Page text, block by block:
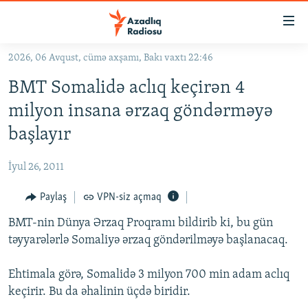
Əsas
qayıt
Əsas
naviqasiyaya
qayıt
Axtarışa
keç
KORRUPSIOMETR
#ƏSLINDƏ
FƏRQƏ BAX
QANUNI DOĞRU
ARAŞDIRMA
MULTIMEDIA
VIDEO
FOTOQALEREYA
RADIO ARXIV
OXU ZALI
HAQQIMIZDA
2026, 06 Avqust, cümə axşamı, Bakı vaxtı 22:46
BMT Somalidə aclıq keçirən 4
milyon insana ərzaq göndərməyə
başlayır
İyul 26, 2011
Paylaş VPN-siz açmaq
BMT-nin Dünya Ərzaq Proqramı bildirib ki, bu gün
təyyarələrlə Somaliyə ərzaq göndərilməyə başlanacaq.
Ehtimala görə, Somalidə 3 milyon 700 min adam aclıq
keçirir. Bu da əhalinin üçdə biridir.